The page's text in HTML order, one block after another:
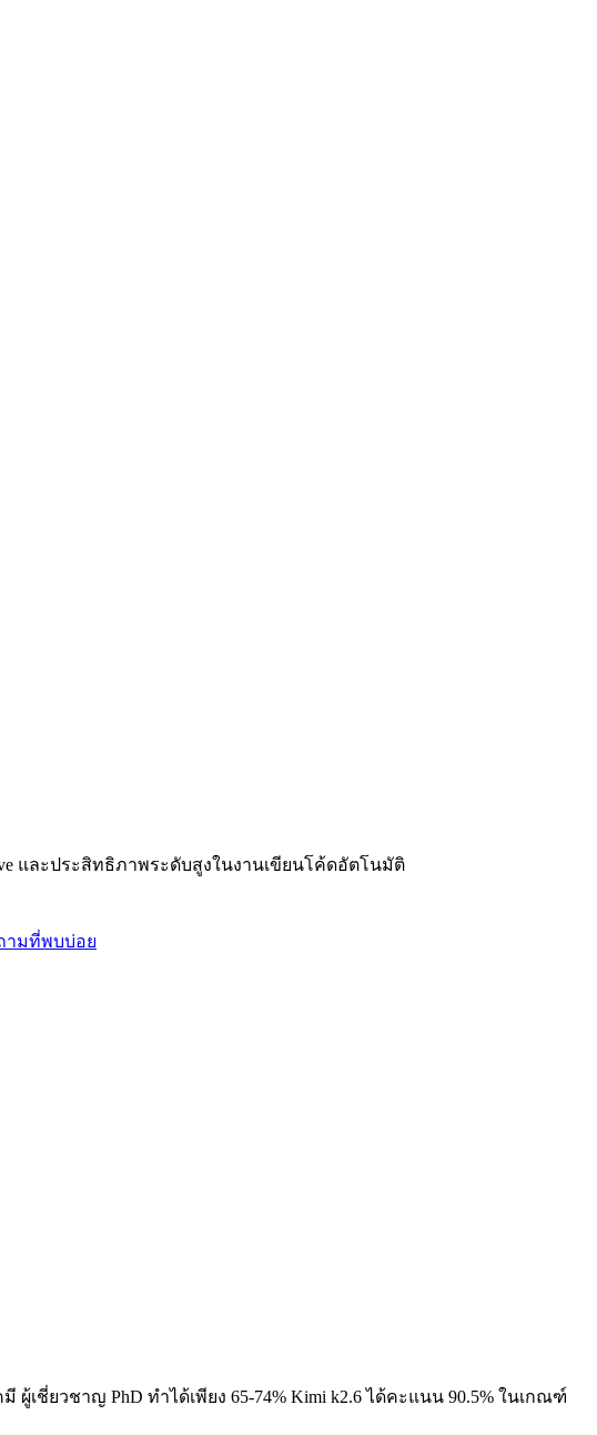
และประสิทธิภาพระดับสูงในงานเขียนโค้ดอัตโนมัติ
ามที่พบบ่อย
เชี่ยวชาญ PhD ทำได้เพียง 65-74% Kimi k2.6 ได้คะแนน 90.5% ในเกณฑ์